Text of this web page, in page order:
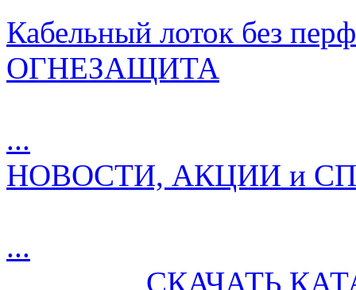
Кабельный лоток без
ОГНЕЗАЩИТА
...
НОВОСТИ, АКЦИИ и
...
СКАЧАТЬ